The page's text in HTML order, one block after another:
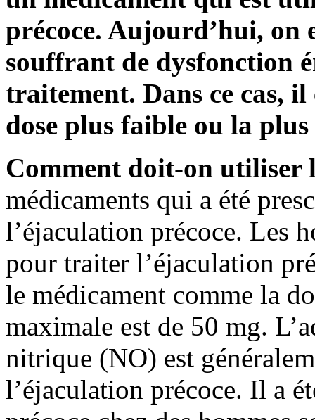
précoce. Aujourd’hui, on
souffrant de dysfonction
traitement. Dans ce cas,
dose plus faible ou la
Comment doit-on utiliser
médicaments qui a été
l’éjaculation précoce. Les
pour traiter l’éjaculation
le médicament comme la
maximale est de 50 mg.
nitrique (NO) est
l’éjaculation précoce. Il a